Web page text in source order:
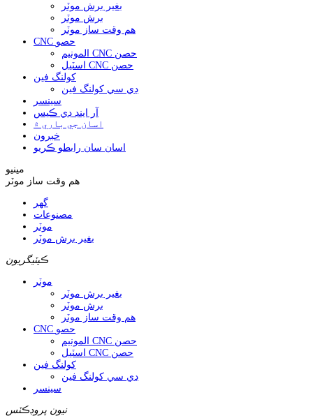
بغير برش موٽر
برش موٽر
هم وقت ساز موٽر
CNC حصو
المونيم CNC حصن
اسٽيل CNC حصن
کولنگ فين
ڊي سي کولنگ فين
سينسر
آر اينڊ ڊي ڪيس
اسان جي باري ۾
خبرون
اسان سان رابطو ڪريو
مينيو
هم وقت ساز موٽر
گهر
مصنوعات
موٽر
بغير برش موٽر
ڪيٽيگريون
موٽر
بغير برش موٽر
برش موٽر
هم وقت ساز موٽر
CNC حصو
المونيم CNC حصن
اسٽيل CNC حصن
کولنگ فين
ڊي سي کولنگ فين
سينسر
نيون پروڊڪٽس